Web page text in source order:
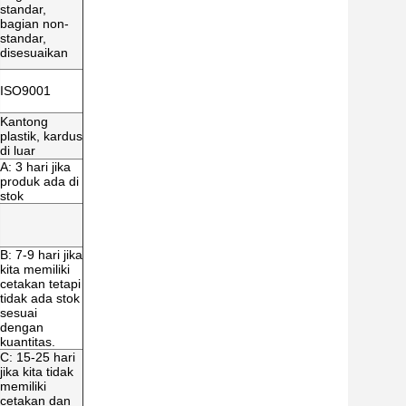
standar,
bagian non-
standar,
disesuaikan
ISO9001
Kantong
plastik, kardus
di luar
A: 3 hari jika
produk ada di
stok
B: 7-9 hari jika
kita memiliki
cetakan tetapi
tidak ada stok
sesuai
dengan
kuantitas.
C: 15-25 hari
jika kita tidak
memiliki
cetakan dan